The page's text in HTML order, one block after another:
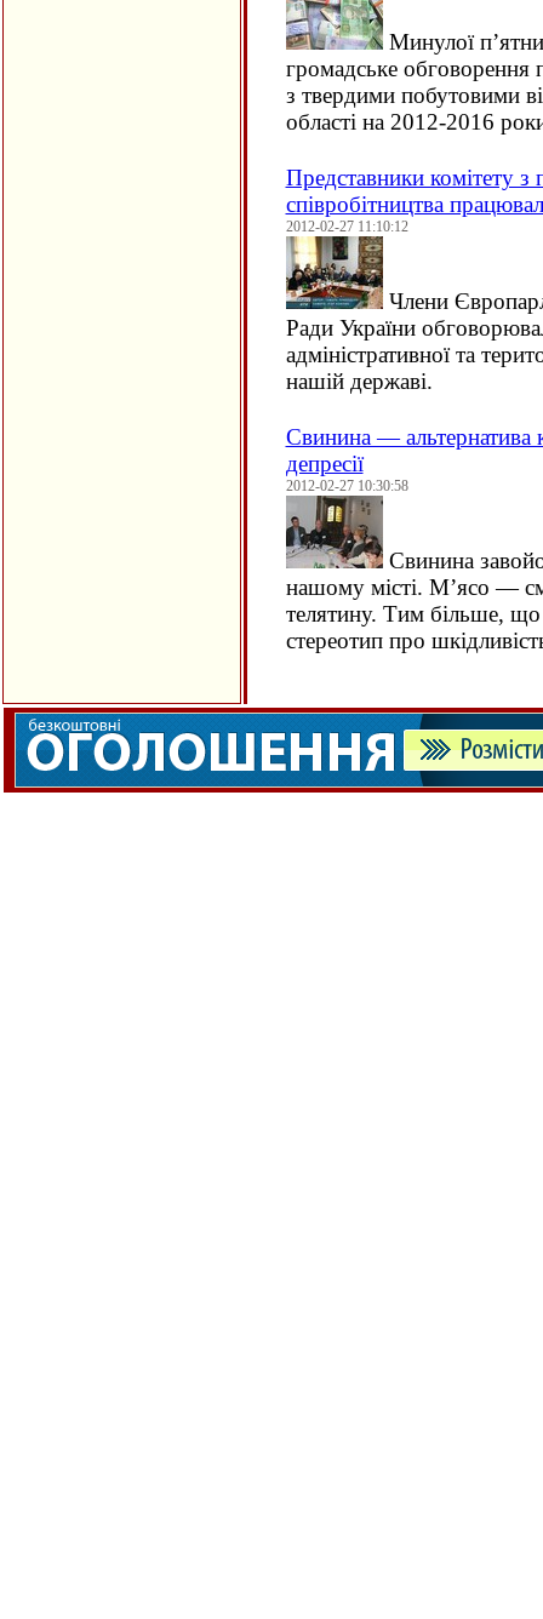
Минулої
громадське
з твердими побутовими
області на 2012-2016
Представники комітету з
співробітництва
2012-02-27 11:10:12
Члени
Ради України
адміністративної та
нашій державі.
Свинина — альтернатива
депресії
2012-02-27 10:30:58
Свинина
нашому місті. М’ясо —
телятину. Тим більше, що
стереотип про